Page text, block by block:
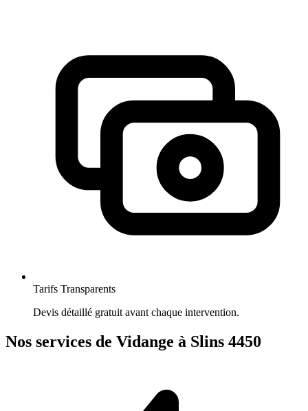
Tarifs Transparents
Devis détaillé gratuit avant chaque intervention.
Nos services de Vidange à Slins 4450